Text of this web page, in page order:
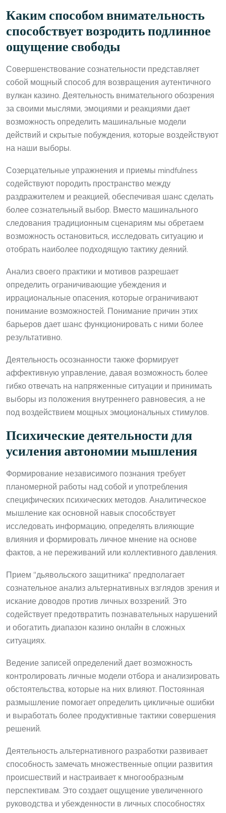
Каким способом внимательность
способствует возродить подлинное
ощущение свободы
Совершенствование сознательности представляет
собой мощный способ для возвращения аутентичного
вулкан казино. Деятельность внимательного обозрения
за своими мыслями, эмоциями и реакциями дает
возможность определить машинальные модели
действий и скрытые побуждения, которые воздействуют
на наши выборы.
Созерцательные упражнения и приемы mindfulness
содействуют породить пространство между
раздражителем и реакцией, обеспечивая шанс сделать
более сознательный выбор. Вместо машинального
следования традиционным сценариям мы обретаем
возможность остановиться, исследовать ситуацию и
отобрать наиболее подходящую тактику деяний.
Анализ своего практики и мотивов разрешает
определить ограничивающие убеждения и
иррациональные опасения, которые ограничивают
понимание возможностей. Понимание причин этих
барьеров дает шанс функционировать с ними более
результативно.
Деятельность осознанности также формирует
аффективную управление, давая возможность более
гибко отвечать на напряженные ситуации и принимать
выборы из положения внутреннего равновесия, а не
под воздействием мощных эмоциональных стимулов.
Психические деятельности для
усиления автономии мышления
Формирование независимого познания требует
планомерной работы над собой и употребления
специфических психических методов. Аналитическое
мышление как основной навык способствует
исследовать информацию, определять влияющие
влияния и формировать личное мнение на основе
фактов, а не переживаний или коллективного давления.
Прием “дьявольского защитника” предполагает
сознательное анализ альтернативных взглядов зрения и
искание доводов против личных воззрений. Это
содействует предотвратить познавательных нарушений
и обогатить диапазон казино онлайн в сложных
ситуациях.
Ведение записей определений дает возможность
контролировать личные модели отбора и анализировать
обстоятельства, которые на них влияют. Постоянная
размышление помогает определить цикличные ошибки
и выработать более продуктивные тактики совершения
решений.
Деятельность альтернативного разработки развивает
способность замечать множественные опции развития
происшествий и настраивает к многообразным
перспективам. Это создает ощущение увеличенного
руководства и убежденности в личных способностях